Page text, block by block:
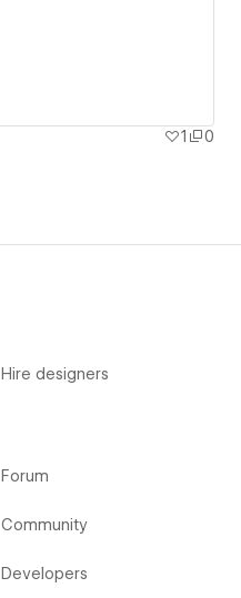
1
0
Hire designers
Forum
Community
Developers